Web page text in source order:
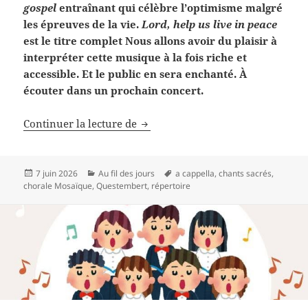
gospel entraînant qui célèbre l’optimisme malgré
les épreuves de la vie.Lord, help us live in peace
est le titre complet Nous allons avoir du plaisir à
interpréter cette musique à la fois riche et
accessible. Et le public en sera enchanté. À
écouter dans un prochain concert.
Continuer la lecture de Peace, de JD Martin
Publié
le
7 juin 2026 Catégories
Au fil des jours
Mots-
clés
a cappella,chants sacrés,
chorale Mosaïque,Questembert, répertoire